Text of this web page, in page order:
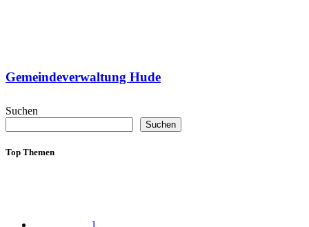
Gemeindeverwaltung Hude
Suchen
Suchen
Top Themen
1